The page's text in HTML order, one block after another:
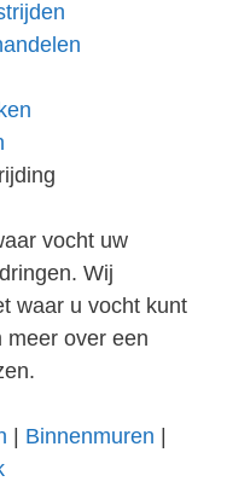
vocht uw
Wij
waar u vocht kunt
meer over een
Binnenmuren